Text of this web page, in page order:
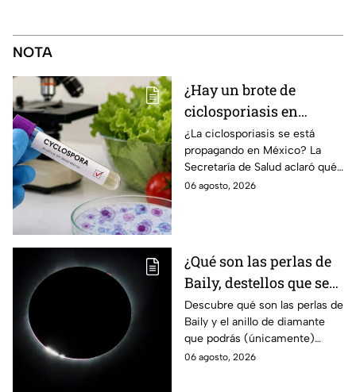
NOTA
¿Hay un brote de
ciclosporiasis en
México? Salud rompe
el silencio tras 33 casos
detectados
¿La ciclosporiasis se está
propagando en México? La
Secretaría de Salud aclaró qué
ocurre tras la detección de 33
06 agosto, 2026
¿Qué son las perlas de
Baily, destellos que se
podrán ver
ÚNICAMENTE durante
el eclipse solar 2026 del
12 de agosto?
Descubre qué son las perlas de
Baily y el anillo de diamante
que podrás (únicamente)
observar durante el eclipse
06 agosto, 2026